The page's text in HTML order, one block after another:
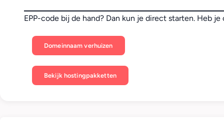
EPP-code bij de hand? Dan kun je direct starten. Heb
Domeinnaam verhuizen
Bekijk hostingpakketten